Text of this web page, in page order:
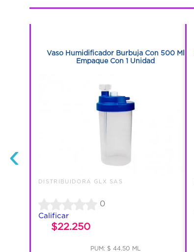
‹
Vaso Humidificador Burbuja Con 500 Ml
Empaque Con 1 Unidad
DISTRIBUIDORA GLX SAS
0
Calificar
$22.250
PUM: $ 44.50 ML